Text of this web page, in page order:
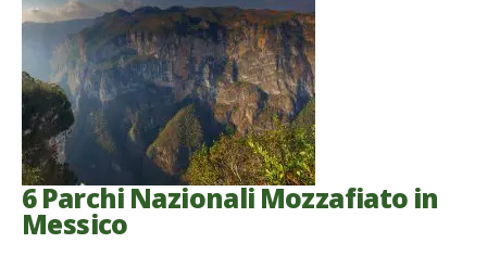
6 Parchi Nazionali Mozzafiato in
Messico